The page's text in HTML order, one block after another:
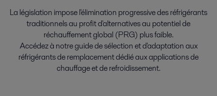
La législation impose l'élimination progressive des réfrigérants
traditionnels au profit d'alternatives au potentiel de
réchauffement global (PRG) plus faible.
Accédez à notre guide de sélection et d'adaptation aux
réfrigérants de remplacement dédié aux applications de
chauffage et de refroidissement.